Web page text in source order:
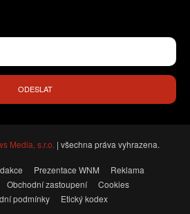
ODESLAT
Media, s.r.o. | všechna práva vyhrazena.
Prezentace WNM
Reklama
Obchodní zastoupení
Cookies
podmínky
Etický kodex